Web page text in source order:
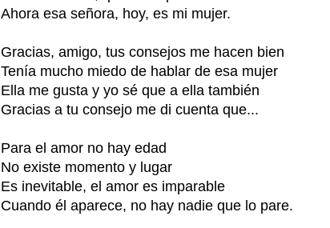
Ahora esa señora, hoy, es mi mujer.
Gracias, amigo, tus consejos me hacen bien
Tenía mucho miedo de hablar de esa mujer
Ella me gusta y yo sé que a ella también
Gracias a tu consejo me di cuenta que...
Para el amor no hay edad
No existe momento y lugar
Es inevitable, el amor es imparable
Cuando él aparece, no hay nadie que lo pare.